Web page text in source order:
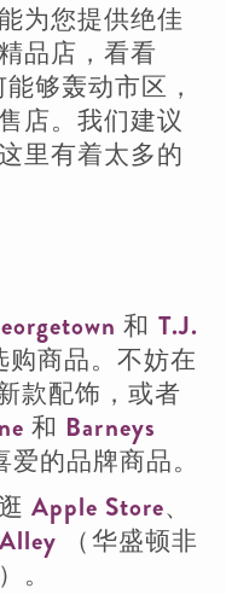
为您提供绝佳
品店，看看
够轰动市区，
店。我们建议
里有着太多的
和 T.J.
商品。不妨在
款配饰，或者
和 Barneys
的品牌商品。
Apple Store、
（华盛顿非
。